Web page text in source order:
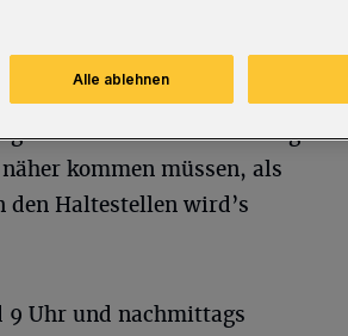
mit dieser Entscheidung
kommen müssen, als
den Haltestellen wird’s
9 Uhr und nachmittags
Alle ablehnen